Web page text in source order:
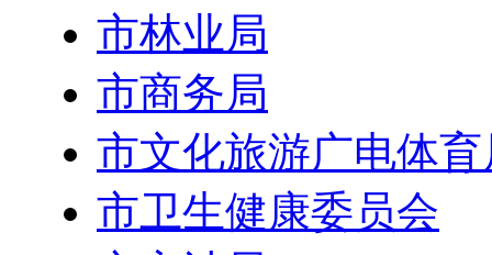
市林业局
市商务局
市文化旅游广电体育
市卫生健康委员会